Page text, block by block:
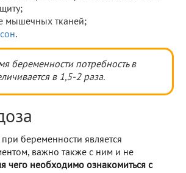
мышечных тканей;
сон.
беременности потребность в
в 1,5-2 раза.
беременности является
важно также с ним и не
чего необходимо ознакомиться с